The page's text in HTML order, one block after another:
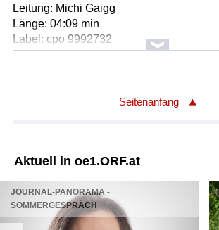
Leitung: Michi Gaigg
Länge: 04:09 min
Label: cpo 9992732
Ausführender/Ausführende: Menahem
Ausführender/Ausführende: Isidore
Ausführender/Ausführende: Bernard
/Violoncello
Länge: 03:00 min
Seitenanfang
Aktuell in oe1.ORF.at
JOURNAL-PANORAMA -
SOMMERGESPRÄCH